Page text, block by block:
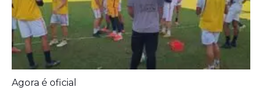
Prefeitura entrega melhorias em escolas